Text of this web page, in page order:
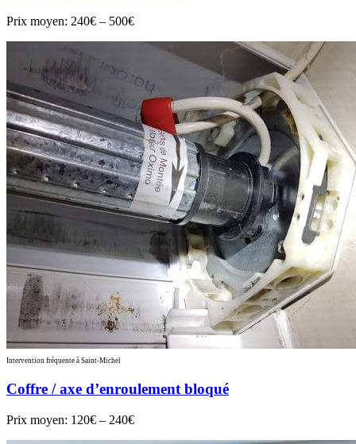
Prix moyen: 240€ – 500€
Intervention fréquente à Saint-Michel
Coffre / axe d’enroulement bloqué
Prix moyen: 120€ – 240€